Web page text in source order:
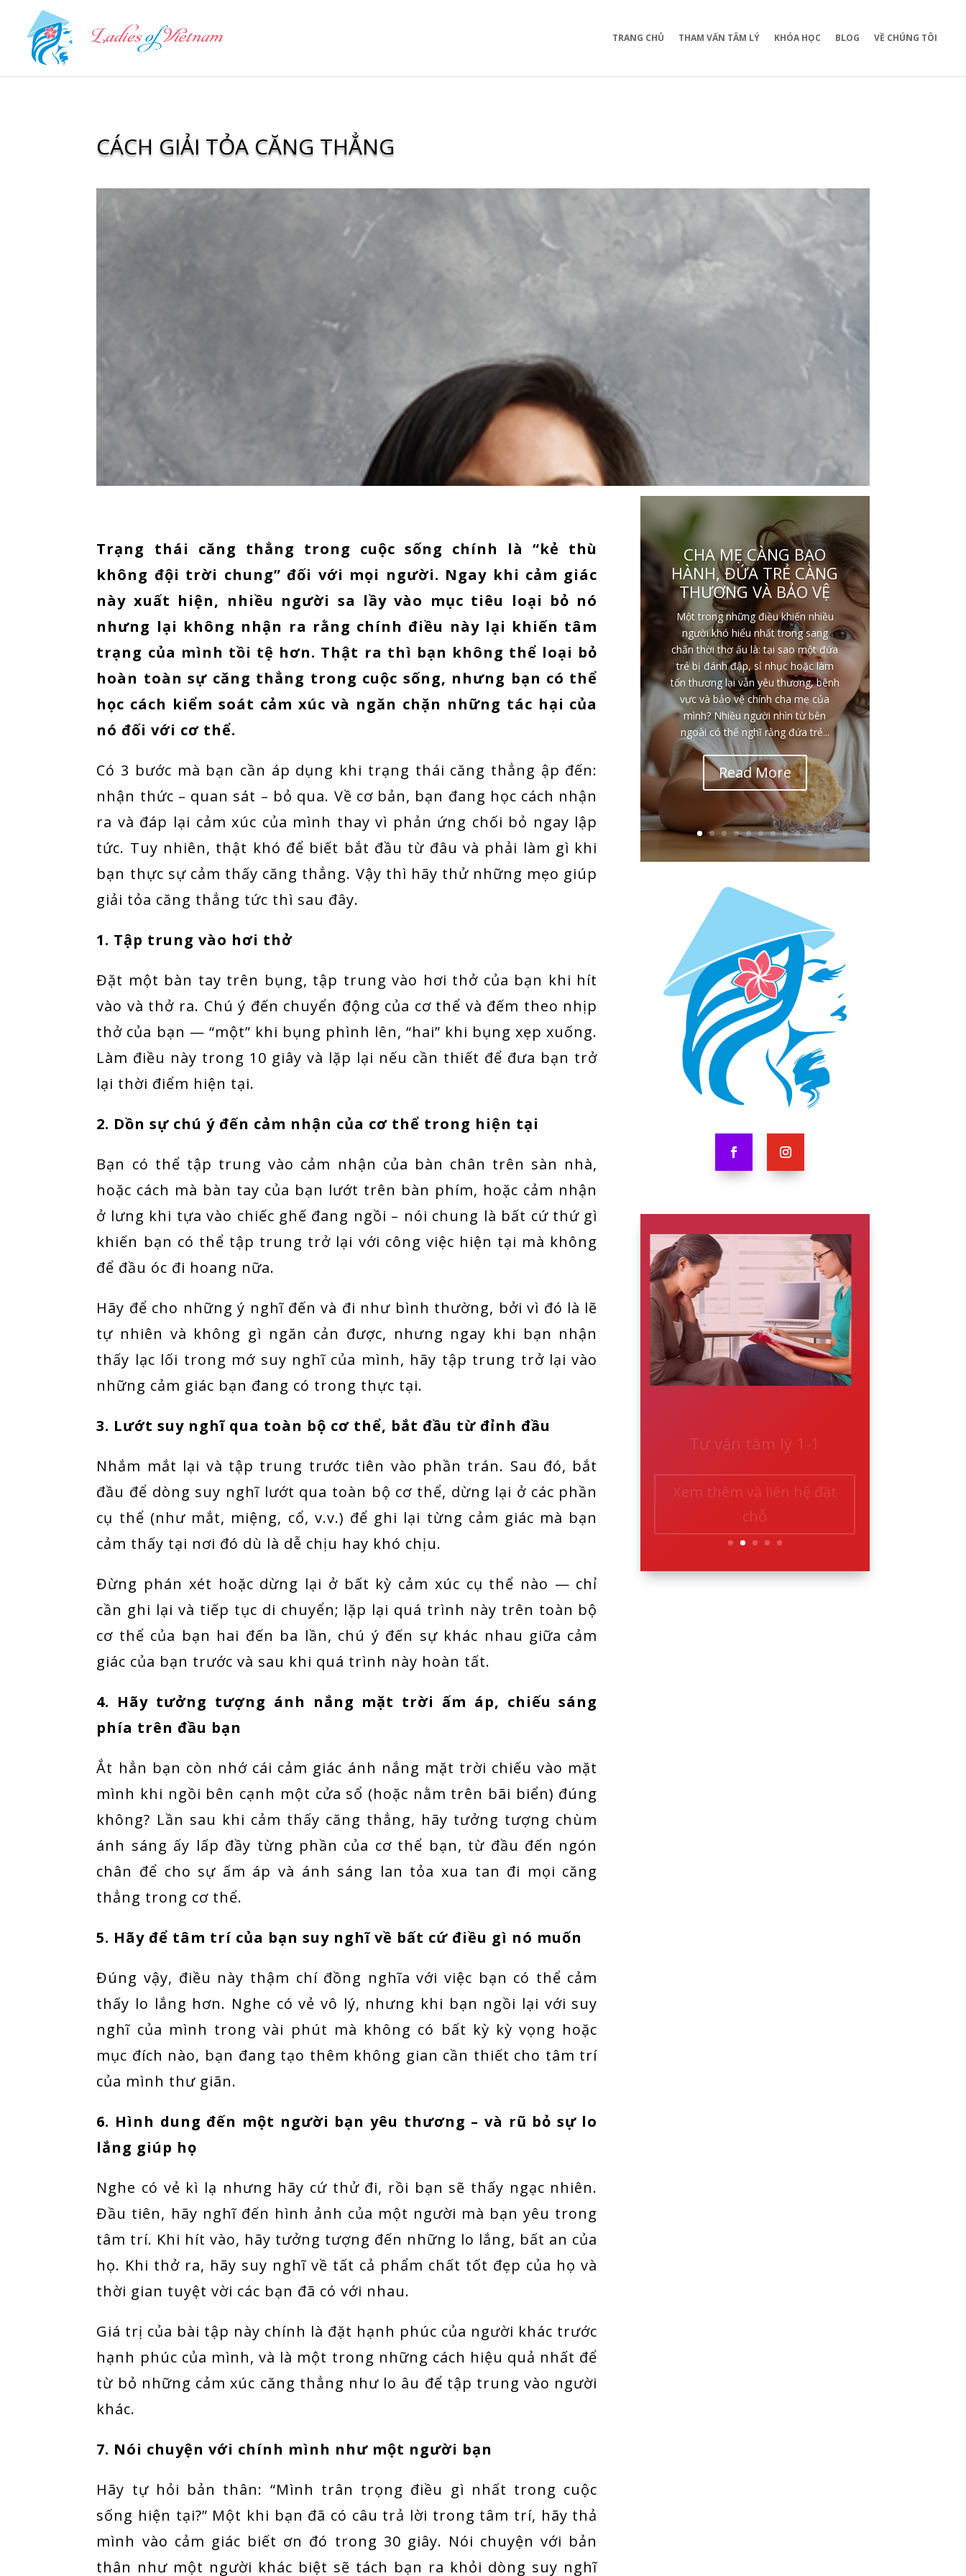
TRANG CHỦ THAM VẤN TÂM LÝ KHÓA HỌC BLOG VỀ CHÚNG TÔI
CÁCH GIẢI TỎA CĂNG THẲNG
Trạng thái căng thẳng trong cuộc sống chính là “kẻ thù
không đội trời chung” đối với mọi người. Ngay khi cảm giác
này xuất hiện, nhiều người sa lầy vào mục tiêu loại bỏ nó
nhưng lại không nhận ra rằng chính điều này lại khiến tâm
trạng của mình tồi tệ hơn. Thật ra thì bạn không thể loại bỏ
hoàn toàn sự căng thẳng trong cuộc sống, nhưng bạn có thể
học cách kiểm soát cảm xúc và ngăn chặn những tác hại của
nó đối với cơ thể.
Có 3 bước mà bạn cần áp dụng khi trạng thái căng thẳng ập đến:
nhận thức – quan sát – bỏ qua. Về cơ bản, bạn đang học cách nhận
ra và đáp lại cảm xúc của mình thay vì phản ứng chối bỏ ngay lập
tức. Tuy nhiên, thật khó để biết bắt đầu từ đâu và phải làm gì khi
bạn thực sự cảm thấy căng thẳng. Vậy thì hãy thử những mẹo giúp
giải tỏa căng thẳng tức thì sau đây.
1. Tập trung vào hơi thở
Đặt một bàn tay trên bụng, tập trung vào hơi thở của bạn khi hít
vào và thở ra. Chú ý đến chuyển động của cơ thể và đếm theo nhịp
thở của bạn — “một” khi bụng phình lên, “hai” khi bụng xẹp xuống.
Làm điều này trong 10 giây và lặp lại nếu cần thiết để đưa bạn trở
lại thời điểm hiện tại.
2. Dồn sự chú ý đến cảm nhận của cơ thể trong hiện tại
Bạn có thể tập trung vào cảm nhận của bàn chân trên sàn nhà,
hoặc cách mà bàn tay của bạn lướt trên bàn phím, hoặc cảm nhận
ở lưng khi tựa vào chiếc ghế đang ngồi – nói chung là bất cứ thứ gì
khiến bạn có thể tập trung trở lại với công việc hiện tại mà không
để đầu óc đi hoang nữa.
Hãy để cho những ý nghĩ đến và đi như bình thường, bởi vì đó là lẽ
tự nhiên và không gì ngăn cản được, nhưng ngay khi bạn nhận
thấy lạc lối trong mớ suy nghĩ của mình, hãy tập trung trở lại vào
những cảm giác bạn đang có trong thực tại.
3. Lướt suy nghĩ qua toàn bộ cơ thể, bắt đầu từ đỉnh đầu
Nhắm mắt lại và tập trung trước tiên vào phần trán. Sau đó, bắt
đầu để dòng suy nghĩ lướt qua toàn bộ cơ thể, dừng lại ở các phần
cụ thể (như mắt, miệng, cổ, v.v.) để ghi lại từng cảm giác mà bạn
cảm thấy tại nơi đó dù là dễ chịu hay khó chịu.
Đừng phán xét hoặc dừng lại ở bất kỳ cảm xúc cụ thể nào — chỉ
cần ghi lại và tiếp tục di chuyển; lặp lại quá trình này trên toàn bộ
cơ thể của bạn hai đến ba lần, chú ý đến sự khác nhau giữa cảm
giác của bạn trước và sau khi quá trình này hoàn tất.
4. Hãy tưởng tượng ánh nắng mặt trời ấm áp, chiếu sáng
phía trên đầu bạn
Ắt hẳn bạn còn nhớ cái cảm giác ánh nắng mặt trời chiếu vào mặt
mình khi ngồi bên cạnh một cửa sổ (hoặc nằm trên bãi biển) đúng
không? Lần sau khi cảm thấy căng thẳng, hãy tưởng tượng chùm
ánh sáng ấy lấp đầy từng phần của cơ thể bạn, từ đầu đến ngón
chân để cho sự ấm áp và ánh sáng lan tỏa xua tan đi mọi căng
thẳng trong cơ thể.
5. Hãy để tâm trí của bạn suy nghĩ về bất cứ điều gì nó muốn
Đúng vậy, điều này thậm chí đồng nghĩa với việc bạn có thể cảm
thấy lo lắng hơn. Nghe có vẻ vô lý, nhưng khi bạn ngồi lại với suy
nghĩ của mình trong vài phút mà không có bất kỳ kỳ vọng hoặc
mục đích nào, bạn đang tạo thêm không gian cần thiết cho tâm trí
của mình thư giãn.
6. Hình dung đến một người bạn yêu thương – và rũ bỏ sự lo
lắng giúp họ
Nghe có vẻ kì lạ nhưng hãy cứ thử đi, rồi bạn sẽ thấy ngạc nhiên.
Đầu tiên, hãy nghĩ đến hình ảnh của một người mà bạn yêu trong
tâm trí. Khi hít vào, hãy tưởng tượng đến những lo lắng, bất an của
họ. Khi thở ra, hãy suy nghĩ về tất cả phẩm chất tốt đẹp của họ và
thời gian tuyệt vời các bạn đã có với nhau.
Giá trị của bài tập này chính là đặt hạnh phúc của người khác trước
hạnh phúc của mình, và là một trong những cách hiệu quả nhất để
từ bỏ những cảm xúc căng thẳng như lo âu để tập trung vào người
khác.
7. Nói chuyện với chính mình như một người bạn
Hãy tự hỏi bản thân: “Mình trân trọng điều gì nhất trong cuộc
sống hiện tại?” Một khi bạn đã có câu trả lời trong tâm trí, hãy thả
mình vào cảm giác biết ơn đó trong 30 giây. Nói chuyện với bản
thân như một người khác biệt sẽ tách bạn ra khỏi dòng suy nghĩ
CHA MẸ CÀNG BẠO
HÀNH, ĐỨA TRẺ CÀNG
THƯƠNG VÀ BẢO VỆ
Một trong những điều khiến nhiều
người khó hiểu nhất trong sang
chấn thời thơ ấu là: tại sao một đứa
trẻ bị đánh đập, sỉ nhục hoặc làm
tổn thương lại vẫn yêu thương, bênh
vực và bảo vệ chính cha mẹ của
mình? Nhiều người nhìn từ bên
ngoài có thể nghĩ rằng đứa trẻ...
Read More
Xem thêm và liên hệ đặt
chỗ